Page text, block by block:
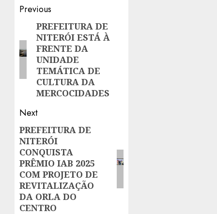
Post
navigation
Previous
Previous
post:
PREFEITURA DE
NITERÓI ESTÁ À
FRENTE DA
UNIDADE
TEMÁTICA DE
CULTURA DA
MERCOCIDADES
Next
Next
post:
PREFEITURA DE
NITERÓI
CONQUISTA
PRÊMIO IAB 2025
COM PROJETO DE
REVITALIZAÇÃO
DA ORLA DO
CENTRO